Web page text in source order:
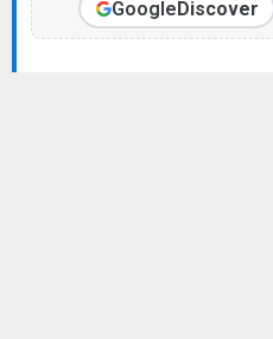
GoogleDiscover